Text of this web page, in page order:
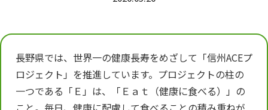
長野県では、世界一の健康長寿をめざして「信州ACEプ
ロジェクト」を推進しています。プロジェクトの柱の
一つである「Ｅ」は、「Ｅａｔ（健康に食べる）」の